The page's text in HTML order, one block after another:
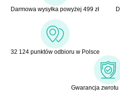
Darmowa wysyłka powyżej 499 zł
32 124 punktów odbioru w Polsce
Gwarancja